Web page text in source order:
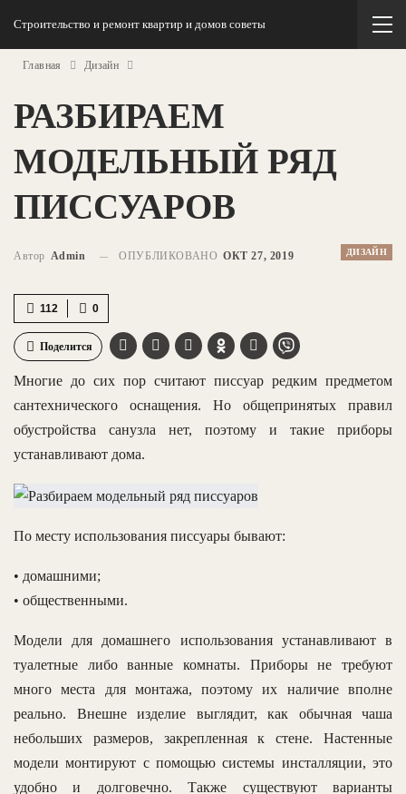
Строительство и ремонт квартир и домов советы
Главная Дизайн
РАЗБИРАЕМ
МОДЕЛЬНЫЙ РЯД
ПИССУАРОВ
ДИЗАЙН
Автор Admin ОПУБЛИКОВАНО ОКТ 27, 2019
0
112
Поделится
Многие до сих пор считают писсуар редким предметом
сантехнического оснащения. Но общепринятых правил
обустройства санузла нет, поэтому и такие приборы
устанавливают дома.
По месту использования писсуары бывают:
• домашними;
• общественными.
Модели для домашнего использования устанавливают в
туалетные либо ванные комнаты. Приборы не требуют
много места для монтажа, поэтому их наличие вполне
реально. Внешне изделие выглядит, как обычная чаша
небольших размеров, закрепленная к стене. Настенные
модели монтируют с помощью системы инсталляции, это
удобно и долговечно. Также существуют варианты